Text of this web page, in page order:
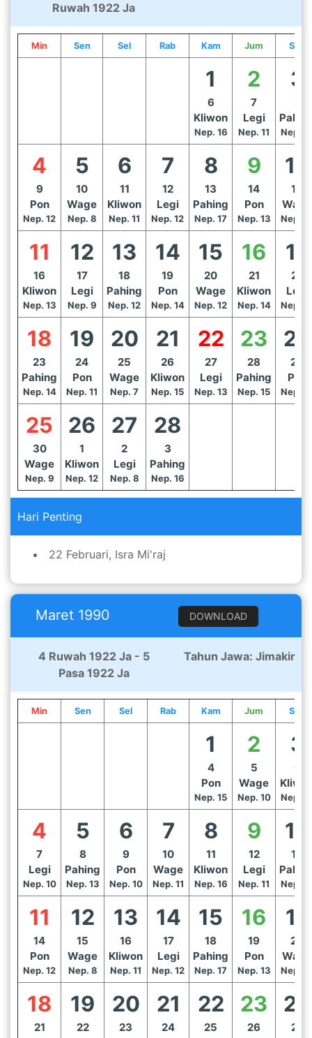
Ruwah 1922 Ja
Min Sen Sel Rab Kam Jum Sab
1
6
Kliwon
Nep. 16
2
7
Legi
Nep. 11
3
8
Nep.
4
9
Pon
Nep. 12
5
10
Wage
Nep. 8
6
11
Kliwon
Nep. 11
7
12
Legi
Nep. 12
8
13
Pahing
Nep. 17
9
14
Pon
Nep. 13
10
15
Wage
Nep.
11
16
Kliwon
Nep. 13
12
17
Legi
Nep. 9
13
18
Pahing
Nep. 12
14
19
Pon
Nep. 14
15
20
Wage
Nep. 12
16
21
Kliwon
Nep. 14
17
22
Legi
Nep.
18
23
Pahing
Nep. 14
19
24
Pon
Nep. 11
20
25
Wage
Nep. 7
21
26
Kliwon
Nep. 15
22
27
Legi
Nep. 13
23
28
Pahing
Nep. 15
24
29
Pon
Nep.
25
30
Wage
Nep. 9
26
1
Kliwon
Nep. 12
27
2
Legi
Nep. 8
28
3
Pahing
Nep. 16
Hari Penting
22 Februari, Isra Mi'raj
Maret 1990 DOWNLOAD
4 Ruwah 1922 Ja - 5
Pasa 1922 Ja
Tahun Jawa: Jimakir
Min Sen Sel Rab Kam Jum Sab
1
4
Pon
Nep. 15
2
5
Wage
Nep. 10
3
6
Nep.
4
7
Legi
Nep. 10
5
8
Pahing
Nep. 13
6
9
Pon
Nep. 10
7
10
Wage
Nep. 11
8
11
Kliwon
Nep. 16
9
12
Legi
Nep. 11
10
13
Nep.
11
14
Pon
Nep. 12
12
15
Wage
Nep. 8
13
16
Kliwon
Nep. 11
14
17
Legi
Nep. 12
15
18
Pahing
Nep. 17
16
19
Pon
Nep. 13
17
20
Wage
Nep.
18
21
19
22
20
23
21
24
22
25
23
26
24
27